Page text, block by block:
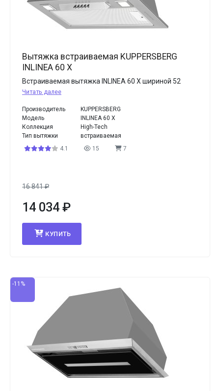
Вытяжка встраиваемая KUPPERSBERG
INLINEA 60 X
Встраиваемая вытяжка INLINEA 60 X шириной 52
Читать далее
Производитель
KUPPERSBERG
Модель
INLINEA 60 X
Коллекция
High-Tech
Тип вытяжки
встраиваемая
4.1
15 7
16 841₽
14 034 ₽
КУПИТЬ
-11%